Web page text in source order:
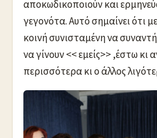
αποκωδικοποιούν και
γεγονότα. Αυτό σημαίνει ότι
κοινή συνισταμένη να
να γίνουν << εμείς>> ,έστω κι
περισσότερα κι ο άλλος